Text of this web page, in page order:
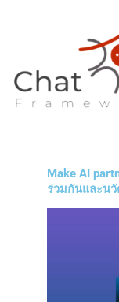
Make AI
ร่วมกันและน